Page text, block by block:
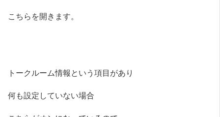
こちらを開きます。
トークルーム情報という項目があり
何も設定していない場合